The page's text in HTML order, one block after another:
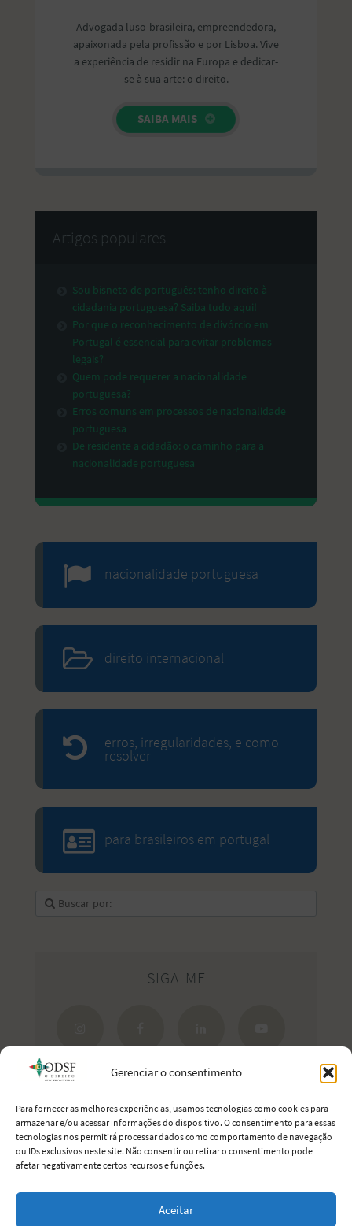
Gerenciar o consentimento
Para fornecer as melhores experiências, usamos tecnologias como cookies para
armazenar e/ou acessar informações do dispositivo. O consentimento para essas
tecnologias nos permitirá processar dados como comportamento de navegação
ou IDs exclusivos neste site. Não consentir ou retirar o consentimento pode
afetar negativamente certos recursos e funções.
Aceitar
Advogada luso-brasileira, empreendedora,
apaixonada pela profissão e por Lisboa. Vive
a experiência de residir na Europa e dedicar-
se à sua arte: o direito.
SAIBA MAIS
Artigos populares
Sou bisneto de português: tenho direito à
cidadania portuguesa? Saiba tudo aqui!
Por que o reconhecimento de divórcio em
Portugal é essencial para evitar problemas
legais?
Quem pode requerer a nacionalidade
portuguesa?
Erros comuns em processos de nacionalidade
portuguesa
De residente a cidadão: o caminho para a
nacionalidade portuguesa
nacionalidade portuguesa
direito internacional
erros, irregularidades, e como
resolver
para brasileiros em portugal
SIGA-ME
Estreite seus laços com Portugal.